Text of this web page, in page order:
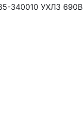
340010 УХЛ3 690В